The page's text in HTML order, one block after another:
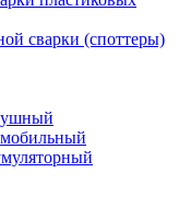
сварки (споттеры)